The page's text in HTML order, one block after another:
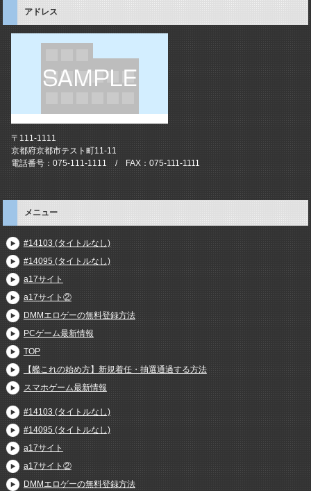
アドレス
〒111-1111
京都府京都市テスト町11-11
電話番号：075-111-1111 / FAX：075-111-1111
メニュー
#14103 (タイトルなし)
#14095 (タイトルなし)
a17サイト
a17サイト②
DMMエロゲーの無料登録方法
PCゲーム最新情報
TOP
【艦これの始め方】新規着任・抽選通過する方法
スマホゲーム最新情報
#14103 (タイトルなし)
#14095 (タイトルなし)
a17サイト
a17サイト②
DMMエロゲーの無料登録方法